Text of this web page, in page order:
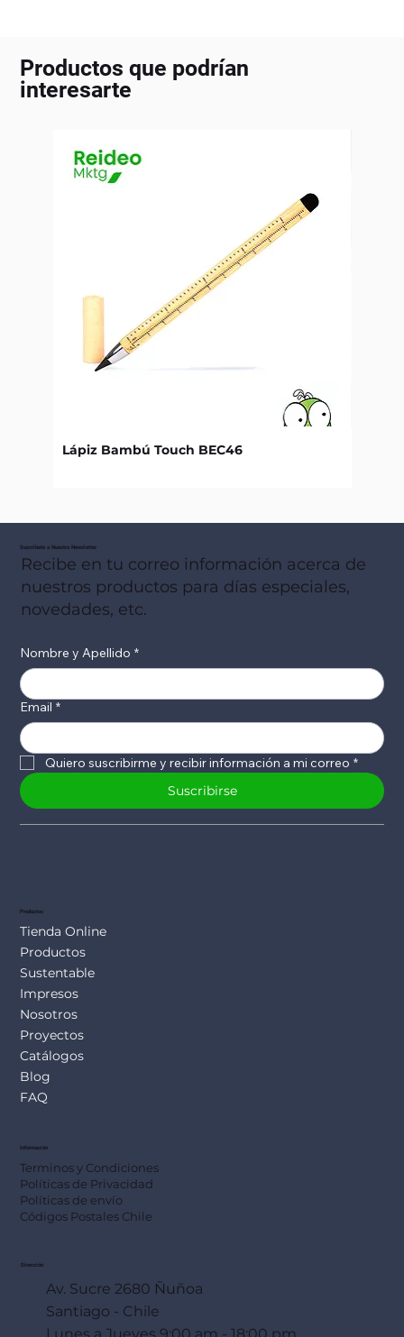
Productos que podrían
interesarte
Lápiz Bambú Touch BEC46
Suscribete a Nuestro Newsletter
Recibe en tu correo información acerca de
nuestros productos para días especiales,
novedades, etc.
Nombre y Apellido *
Email *
Quiero suscribirme y recibir información a mi correo *
Suscribirse
Productos
Tienda Online
Productos
Sustentable
Impresos
Nosotros
Proyectos
Catálogos
Blog
FAQ
Información
Terminos y Condiciones
Políticas de Privacidad
Políticas de envío
Códigos Postales Chile
Dirección
Av. Sucre 2680 Ñuñoa
Santiago - Chile